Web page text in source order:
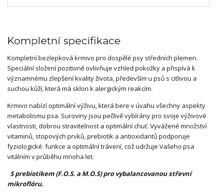
Kompletní specifikace
Kompletní bezlepková krmivo pro dospělé psy středních plemen.
Speciální složení pozitivně ovlivňuje vzhled pokožky a přispívá k
významnému zlepšení kvality života, především u psů s citlivou a
suchou kůží, která má sklon k alergickým reakcím.
Krmivo nabízí optimální výživu, která bere v úvahu všechny aspekty
metabolismu psa. Suroviny jsou pečlivě vybírány pro svoje výživové
vlastnosti, dobrou stravitelnost a optimální chuť. Vyvážené množství
vitaminů, stopových prvků, prebiotik a antioxidantů podporuje
fyziologické funkce a optimální trávení, což udržuje Vašeho psa
vitálním v průběhu mnoha let.
S prebiotikem (F.O.S. a M.O.S) pro vybalancovanou střevní
mikroflóru.